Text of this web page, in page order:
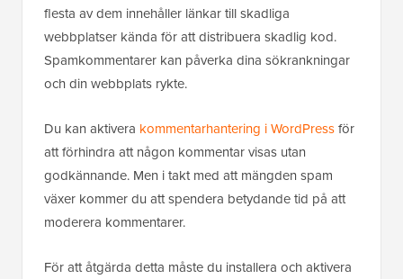
flesta av dem innehåller länkar till skadliga
webbplatser kända för att distribuera skadlig kod.
Spamkommentarer kan påverka dina sökrankningar
och din webbplats rykte.
Du kan aktivera kommentarhantering i WordPressför
att förhindra att någon kommentar visas utan
godkännande. Men i takt med att mängden spam
växer kommer du att spendera betydande tid på att
moderera kommentarer.
För att åtgärda detta måste du installera och aktivera